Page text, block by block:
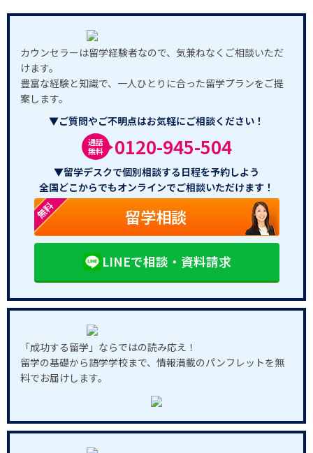
カウンセラーは留学経験者なので、気兼ねなくご相談いただ
けます。
豊富な経験と知識で、一人ひとりに合った留学プランをご提
案します。
▼ご質問やご不明点はお気軽にご相談ください！
通話
無料
0120-945-504
▼留学デスクで個別相談する日程を予約しよう
全国どこからでもオンラインでご相談いただけます！
無料 留学相談
LINEで相談・資料請求
「成功する留学」ならではの読み応え！
留学の基礎から語学学校まで、情報満載のパンフレットを無
料でお届けします。